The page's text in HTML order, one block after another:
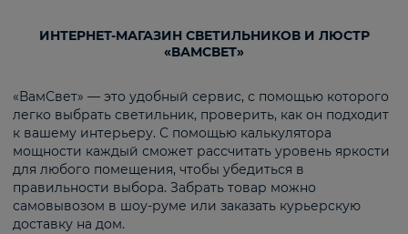
ИНТЕРНЕТ-МАГАЗИН СВЕТИЛЬНИКОВ И ЛЮСТР
«ВАМСВЕТ»
«ВамСвет» — это удобный сервис, с помощью которого
легко выбрать светильник, проверить, как он подходит
к вашему интерьеру. С помощью калькулятора
мощности каждый сможет рассчитать уровень яркости
для любого помещения, чтобы убедиться в
правильности выбора. Забрать товар можно
самовывозом в шоу-руме или заказать курьерскую
доставку на дом.